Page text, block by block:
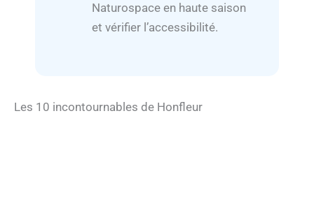
Naturospace en haute saison
et vérifier l’accessibilité.
Les 10 incontournables de Honfleur